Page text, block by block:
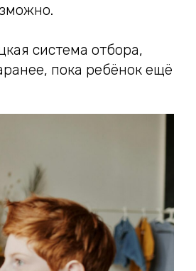
система отбора,
пока ребёнок ещё